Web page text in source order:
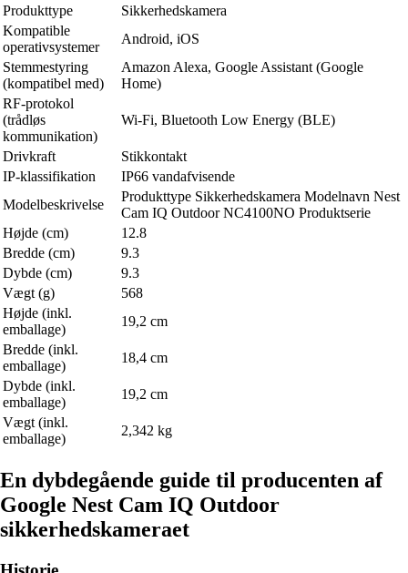
Produkttype
Sikkerhedskamera
Kompatible
operativsystemer
Android, iOS
Stemmestyring
(kompatibel med)
Amazon Alexa, Google Assistant (Google
Home)
RF-protokol
(trådløs
kommunikation)
Wi-Fi, Bluetooth Low Energy (BLE)
Drivkraft
Stikkontakt
IP-klassifikation
IP66 vandafvisende
Modelbeskrivelse
Produkttype Sikkerhedskamera Modelnavn Nest
Cam IQ Outdoor NC4100NO Produktserie
Højde (cm)
12.8
Bredde (cm)
9.3
Dybde (cm)
9.3
Vægt (g)
568
Højde (inkl.
emballage)
19,2 cm
Bredde (inkl.
emballage)
18,4 cm
Dybde (inkl.
emballage)
19,2 cm
Vægt (inkl.
emballage)
2,342 kg
En dybdegående guide til producenten af
Google Nest Cam IQ Outdoor
sikkerhedskameraet